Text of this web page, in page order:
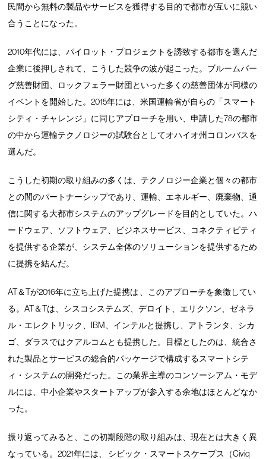
民間から無料の製品やサービスを獲得する目的で都市が互いに競い
合うことになった。
2010年代には、パイロット・プロジェクトを誘致する都市を選んだ
企業に後押しされて、こうした競争の波が起こった。ブルームバー
グ慈善財団、ロックフェラー財団といった多くの慈善団体が同様の
イベントを開始した。2015年には、米国運輸省が自らの「スマート
シティ・チャレンジ」に同じアプローチを用い、申請した78の都市
の中から運輸テクノロジーの試験台としてオハイオ州コロンバスを
選んだ。
こうした初期の取り組みの多くは、テクノロジー企業と個々の都市
との間のパートナーシップであり、運輸、エネルギー、廃棄物、通
信に関する大都市システムのアップグレードを目的としていた。ハ
ードウェア、ソフトウェア、ビジネスサービス、コネクティビティ
を提供する企業が、システム全体のソリューションを提供するため
に提携を結んだ。
AT＆Tが2016年に立ち上げた提携は 、このアプローチを象徴してい
る。AT＆Tは、シスコシステムズ、デロイト、エリクソン、ゼネラ
ル・エレクトリック、IBM、インテルと提携し、アトランタ、シカ
ゴ、ダラスではクアルコムとも提携した。目標としたのは、統合さ
れた製品とサービスの総合的パッケージで構成するスマートシテ
ィ・システムの開発だった。この業界主導のコンソーシアム・モデ
ルには、中小企業やスタートアップが参入する余地はほとんどなか
った。
振り返ってみると、この初期段階の取り組みは、現在とは大きく異
なっている。2021年には、 シビック・スマートスケープス（Civiq